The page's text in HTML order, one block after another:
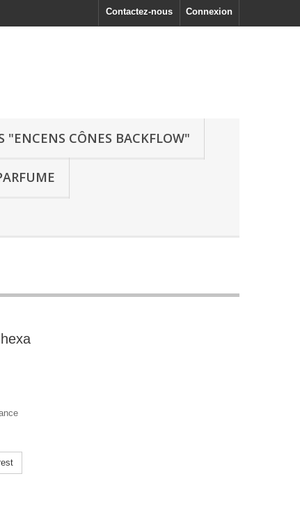
Connexion
Contactez-nous
"ENCENS CÔNES BACKFLOW"